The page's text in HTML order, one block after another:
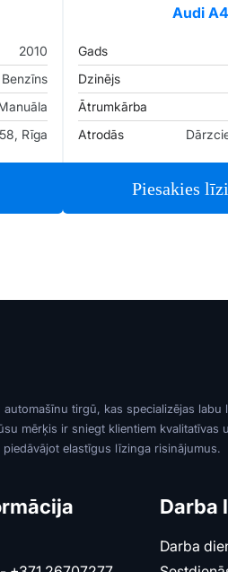
2010
Rīga
Audi A4
Gads
Dzinējs
Ātrumkārba
Atrodās
Piesakies
tirgū, kas specializējas
mērķis ir sniegt klientiem kvalitatīvas
elastīgus līzinga risinājumus.
Darba
Darba